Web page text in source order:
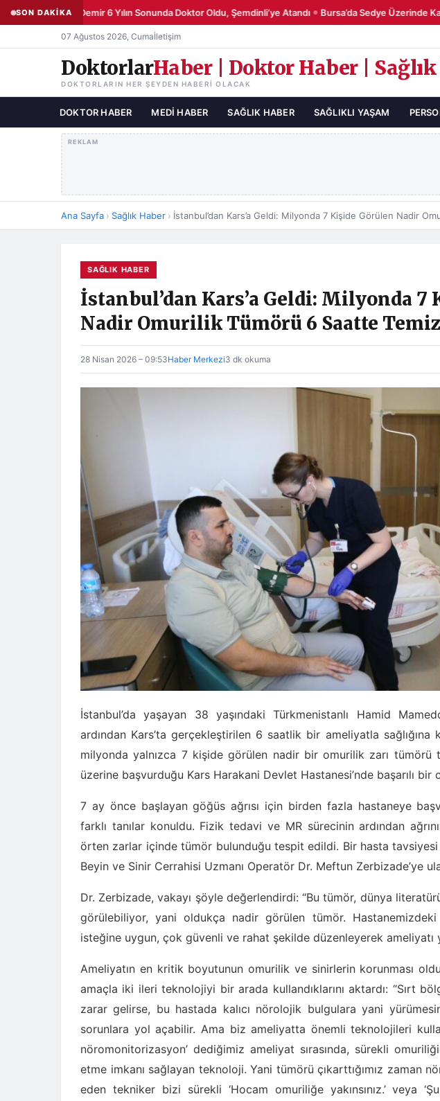
SON DAKİKA
Şemsettin Demir 6 Yılın Sonunda Doktor Oldu, Şemdinli’ye Atandı ● Bursa’da Sedye Üzerinde
07 Ağustos 2026, Cumaİletişim
DoktorlarHaber | Doktor Haber |
DOKTORLARIN HER ŞEYDEN HABERI OLACAK
DOKTOR HABER MEDI HABER SAĞLIK HABER SAĞLIKLI YAŞAM
REKLAM
Ana Sayfa › Sağlık Haber ›
SAĞLIK HABER
İstanbul’dan Kars’a Geldi: Milyonda 7
Nadir Omurilik Tümörü 6 Saatte
28 Nisan 2026 – 09:53Haber Merkezi3 dk okuma
İstanbul’da yaşayan 38 yaşındaki Türkmenistanlı Hamid
ardından Kars’ta gerçekleştirilen 6 saatlik bir ameliyatla
milyonda yalnızca 7 kişide görülen nadir bir omurilik zarı tümörü
üzerine başvurduğu Kars Harakani Devlet Hastanesi’nde başarılı bir
7 ay önce başlayan göğüs ağrısı için birden fazla hastaneye
farklı tanılar konuldu. Fizik tedavi ve MR sürecinin ardından
örten zarlar içinde tümör bulunduğu tespit edildi. Bir hasta tavsiyesi
Beyin ve Sinir Cerrahisi Uzmanı Operatör Dr. Meftun Zerbizade’ye
Dr. Zerbizade, vakayı şöyle değerlendirdi: “Bu tümör, dünya
görülebiliyor, yani oldukça nadir görülen tümör. Hastanemizdeki
isteğine uygun, çok güvenli ve rahat şekilde düzenleyerek ameliyatı
Ameliyatın en kritik boyutunun omurilik ve sinirlerin korunması
amaçla iki ileri teknolojiyi bir arada kullandıklarını aktardı: “Sırt
zarar gelirse, bu hastada kalıcı nörolojik bulgulara yani
sorunlara yol açabilir. Ama biz ameliyatta önemli teknolojileri
nöromonitorizasyon’ dediğimiz ameliyat sırasında, sürekli
etme imkanı sağlayan teknoloji. Yani tümörü çıkarttığımız zaman
eden tekniker bizi sürekli ‘Hocam omuriliğe yakınsınız.’ veya